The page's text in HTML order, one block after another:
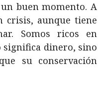
buen momento. A
crisis, aunque tiene
Somos ricos en
dinero, sino
su conservación